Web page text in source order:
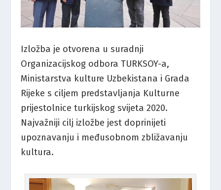
Izložba je otvorena u suradnji
Organizacijskog odbora TURKSOY-a,
Ministarstva kulture Uzbekistana i Grada
Rijeke s ciljem predstavljanja Kulturne
prijestolnice turkijskog svijeta 2020.
Najvažniji cilj izložbe jest doprinijeti
upoznavanju i međusobnom zbližavanju
kultura.